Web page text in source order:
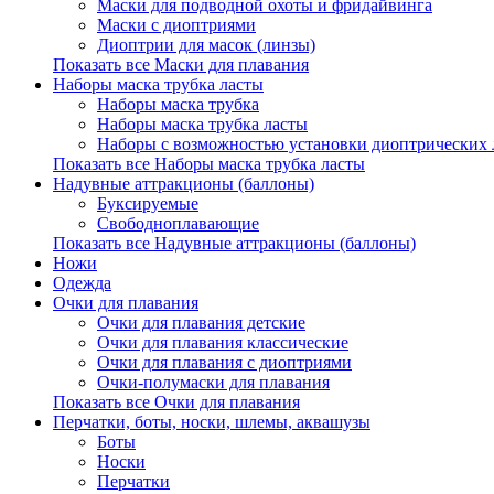
Маски для подводной охоты и фридайвинга
Маски с диоптриями
Диоптрии для масок (линзы)
Показать все Маски для плавания
Наборы маска трубка ласты
Наборы маска трубка
Наборы маска трубка ласты
Наборы с возможностью установки диоптрических
Показать все Наборы маска трубка ласты
Надувные аттракционы (баллоны)
Буксируемые
Свободноплавающие
Показать все Надувные аттракционы (баллоны)
Ножи
Одежда
Очки для плавания
Очки для плавания детские
Очки для плавания классические
Очки для плавания с диоптриями
Очки-полумаски для плавания
Показать все Очки для плавания
Перчатки, боты, носки, шлемы, аквашузы
Боты
Носки
Перчатки